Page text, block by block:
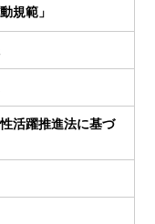
規範」
活躍推進法に基づ